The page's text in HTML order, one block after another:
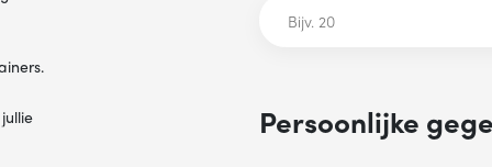
Persoonlijke